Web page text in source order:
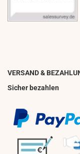
VERSAND &
Sicher bezahlen